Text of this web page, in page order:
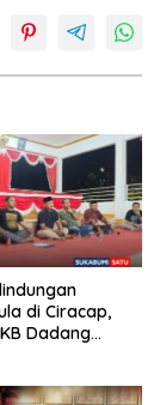
di Ciracap,
Dadang